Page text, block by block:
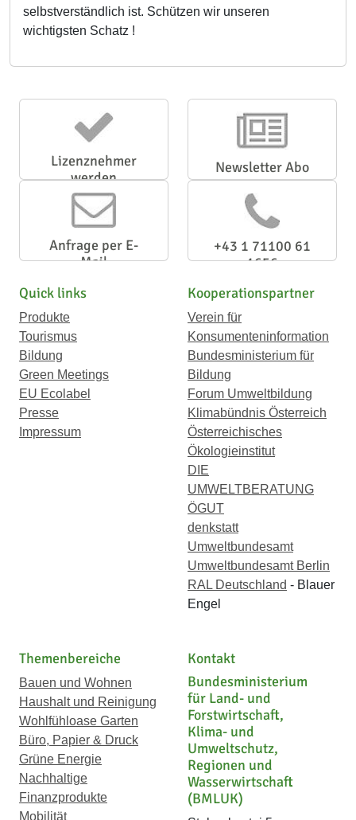
selbstverständlich ist. Schützen wir unseren
wichtigsten Schatz !
Lizenznehmer
werden
Newsletter Abo
Anfrage per E-
Mail
+43 1 71100 61
1656
Quick links
Produkte
Tourismus
Bildung
Green Meetings
EU Ecolabel
Presse
Impressum
Kooperationspartner
Verein für
Konsumenteninformation
Bundesministerium für
Bildung
Forum Umweltbildung
Klimabündnis Österreich
Österreichisches
Ökologieinstitut
DIE
UMWELTBERATUNG
ÖGUT
denkstatt
Umweltbundesamt
Umweltbundesamt Berlin
RAL Deutschland - Blauer
Engel
Themenbereiche
Bauen und Wohnen
Haushalt und Reinigung
Wohlfühloase Garten
Büro, Papier & Druck
Grüne Energie
Nachhaltige
Finanzprodukte
Mobilität
Kontakt
Bundesministerium
für Land- und
Forstwirtschaft,
Klima- und
Umweltschutz,
Regionen und
Wasserwirtschaft
(BMLUK)